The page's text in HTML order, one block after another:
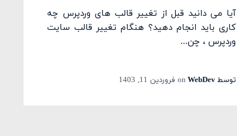
آیا می دانید قبل از تغییر قالب های وردپرس چه
کاری باید انجام دهید؟ هنگام تغییر قالب سایت
وردپرس ، چن...
توسطWebDev
on فروردین 11, 1403